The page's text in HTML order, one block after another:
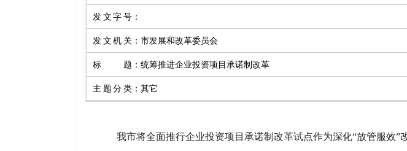
发文字号 ：
发文机关 ： 市发展和改革委员会
标题 ： 统筹推进企业投资项目承诺制改革
主题分类 ： 其它
我市将全面推行企业投资项目承诺制改革试点作为深化“放管服效